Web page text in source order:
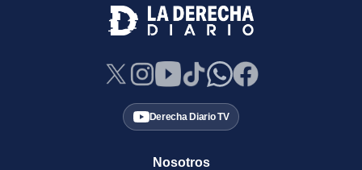
Derecha Diario TV
Nosotros